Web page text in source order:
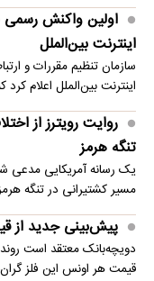
اینترنت بین‌الملل
اینترنت بین‌الملل اعلام
روایت رویترز از
تنگه هرمز
یک رسانه آمریکایی مدعی
مسیر کشتیرانی در تنگه
پیش‌بینی جدید از قیمت
دویچه‌بانک معتقد است روند
قیمت هر اونس این فلز